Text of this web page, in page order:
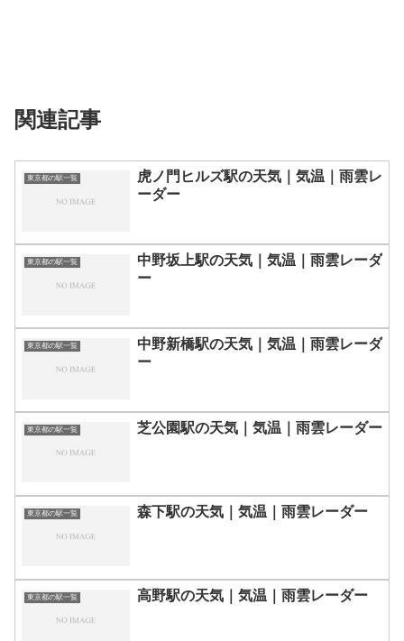
関連記事
東京都の駅一覧
虎ノ門ヒルズ駅の天気｜気温｜雨雲レ
ーダー
東京都の駅一覧
中野坂上駅の天気｜気温｜雨雲レーダ
ー
東京都の駅一覧
中野新橋駅の天気｜気温｜雨雲レーダ
ー
東京都の駅一覧 芝公園駅の天気｜気温｜雨雲レーダー
東京都の駅一覧 森下駅の天気｜気温｜雨雲レーダー
東京都の駅一覧 高野駅の天気｜気温｜雨雲レーダー